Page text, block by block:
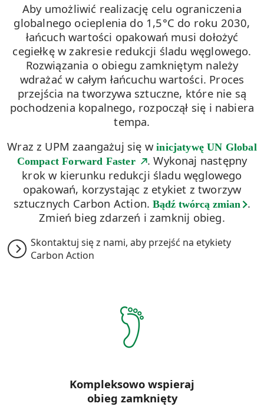
Aby umożliwić realizację celu ograniczenia
globalnego ocieplenia do 1,5°C do roku 2030,
łańcuch wartości opakowań musi dołożyć
cegiełkę w zakresie redukcji śladu węglowego.
Rozwiązania o obiegu zamkniętym należy
wdrażać w całym łańcuchu wartości. Proces
przejścia na tworzywa sztuczne, które nie są
pochodzenia kopalnego, rozpoczął się i nabiera
tempa.
Wraz z UPM zaangażuj się w inicjatywę UN Global
Compact Forward Faster
. Wykonaj następny
krok w kierunku redukcji śladu węglowego
opakowań, korzystając z etykiet z tworzyw
sztucznych Carbon Action. Bądź twórcą zmian
.
Zmień bieg zdarzeń i zamknij obieg.
​Skontaktuj się z nami, aby przejść na etykiety
Carbon Action
Kompleksowo wspieraj
obieg zamknięty